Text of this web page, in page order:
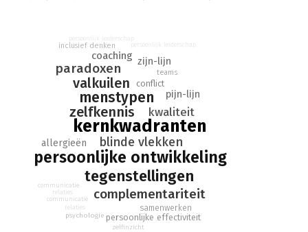
met behulp van onmisbare inzichten evenwichtig te leven en
Ook zeer geschikt voor teamleiders en coaches.
kernkwadranten
persoonlijke ontwikkeling
zelfkennis
menstypen
tegenstellingen
valkuilen
complementariteit
paradoxen
blinde vlekken
kwaliteit
coaching
conflict
allergieën
zijn-lijn
pijn-lijn
teams
samenwerken
persoonlijke effectiviteit
zelfinzicht
psychologie
inclusief denken
relaties
communicatie
persoonlijk leiderschap
relaties
communicatie
persoonlijk leiderschap